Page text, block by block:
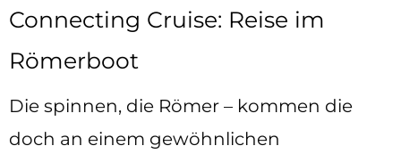
Connecting Cruise: Reise im
Römerboot
Die spinnen, die Römer – kommen die
doch an einem gewöhnlichen